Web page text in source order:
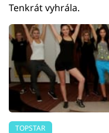
Tenkrát vyhrála.
TOPSTAR